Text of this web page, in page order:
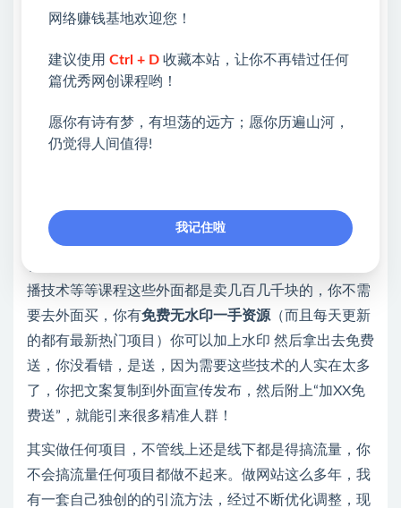
五、关于项目的一些问题解答
1、这个项目还能玩嘛？
在的大环境下，大家更需要学习，更多的人需要在网上
找副业做，相比实体店几十万的投资，我们这点投资算
2、这个项目卖给谁？（怎么引流？）
播技术等等课程这些外面都是卖几百几千块的，你不需
要去外面买，你有免费无水印一手资源 （而且每天更新
的都有最新热门项目）你可以加上水印 然后拿出去免费
送，你没看错，是送，因为需要这些技术的人实在太多
了，你把文案复制到外面宣传发布，然后附上“加XX免
费送”，就能引来很多精准人群！
其实做任何项目，不管线上还是线下都是得搞流量，你
不会搞流量任何项目都做不起来。做网站这么多年，我
有一套自己独创的的引流方法，经过不断优化调整，现
网络赚钱基地欢迎您！
建议使用 Ctrl + D 收藏本站，让你不再错过任何
篇优秀网创课程哟！
愿你有诗有梦，有坦荡的远方；愿你历遍山河，
仍觉得人间值得!
我记住啦